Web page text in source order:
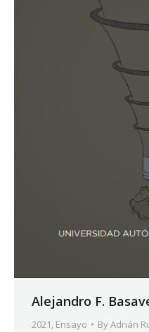
Alejandro F.
2021, Ensayo ByAdrián